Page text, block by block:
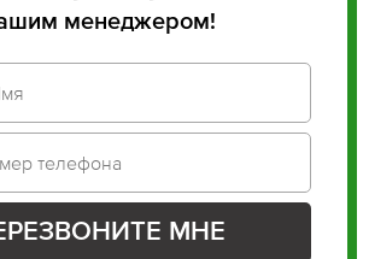
менеджером!